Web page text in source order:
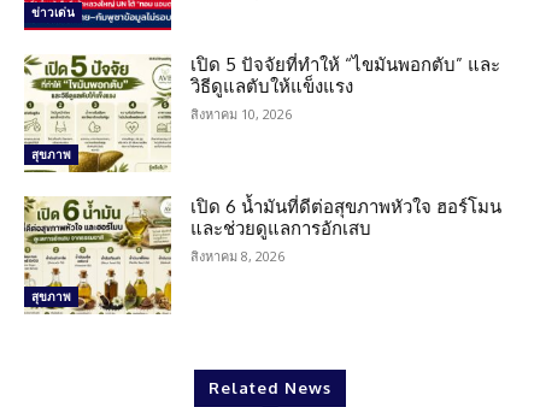
ข่าวเด่น
สุขภาพ
เปิด 5 ปัจจัยที่ทำให้ “ไขมันพอกตับ” และ
วิธีดูแลตับให้แข็งแรง
สิงหาคม 10, 2026
สุขภาพ
เปิด 6 น้ำมันที่ดีต่อสุขภาพหัวใจ ฮอร์โมน
และช่วยดูแลการอักเสบ
สิงหาคม 8, 2026
Related News